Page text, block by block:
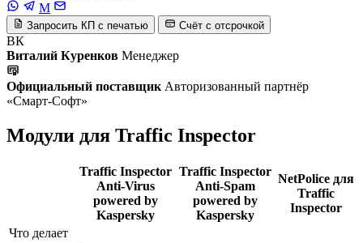
M
Запросить КП с печатью Счёт с отсрочкой
ВК
Виталий Куренков Менеджер
Официальный поставщик Авторизованный партнёр
«Смарт-Софт»
Модули для Traffic Inspector
Traffic Inspector
Anti-Virus
powered by
Kaspersky
Traffic Inspector
Anti-Spam
powered by
Kaspersky
NetPolice для
Traffic
Inspector
Что делает